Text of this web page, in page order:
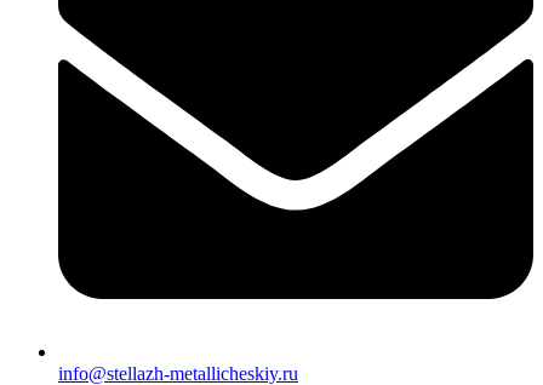
info@stellazh-metallicheskiy.ru